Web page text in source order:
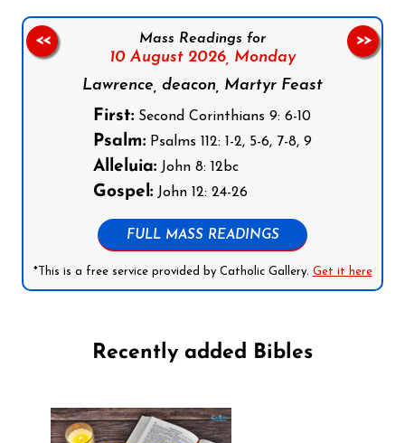
Mass Readings for
10 August 2026, Monday
Lawrence, deacon, Martyr Feast
First: Second Corinthians 9: 6-10
Psalm: Psalms 112: 1-2, 5-6, 7-8, 9
Alleluia: John 8: 12bc
Gospel: John 12: 24-26
FULL MASS READINGS
*This is a free service provided by Catholic Gallery. Get it here
<< >>
Recently added Bibles